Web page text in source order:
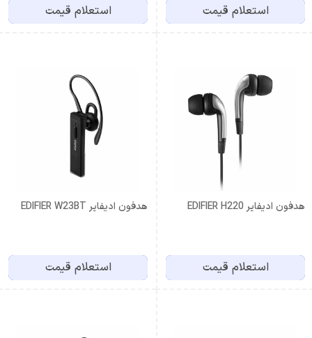
استعلام قیمت استعلام قیمت
هدفون ادیفایر EDIFIER H220
استعلام قیمت
هدفون ادیفایر EDIFIER W23BT
استعلام قیمت